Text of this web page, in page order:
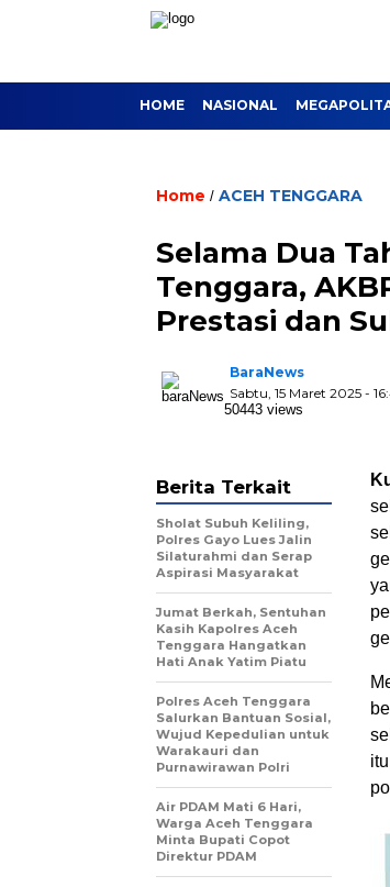
HOME NASIONAL
Home / ACEH TENGGARA
Selama Dua
Tenggara,
Prestasi dan
BaraNews
Sabtu, 15 Maret 2025 -
50443 views
Berita Terkait
Sholat Subuh Keliling,
Polres Gayo Lues Jalin
Silaturahmi dan Serap
Aspirasi Masyarakat
Jumat Berkah, Sentuhan
Kasih Kapolres Aceh
Tenggara Hangatkan
Hati Anak Yatim Piatu
Polres Aceh Tenggara
Salurkan Bantuan Sosial,
Wujud Kepedulian untuk
Warakauri dan
Purnawirawan Polri
Air PDAM Mati 6 Hari,
Warga Aceh Tenggara
Minta Bupati Copot
Direktur PDAM